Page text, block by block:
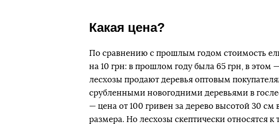
Какая цена?
По сравнению с прошлым годом стоимость
на 10 грн: в прошлом году была 65 грн, в этом
лесхозы продают деревья оптовым
срубленными новогодними деревьями в
— цена от 100 гривен за дерево высотой 30
размера. Но лесхозы скептически относятся к